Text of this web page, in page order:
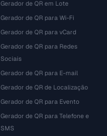
Gerador de QR em Lote
Gerador de QR para Wi-Fi
Gerador de QR para vCard
Gerador de QR para Redes
Sociais
Gerador de QR para E-mail
Gerador de QR de Localização
Gerador de QR para Evento
Gerador de QR para Telefone e
SMS